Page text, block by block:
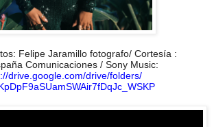
Felipe Jaramillo fotografo/ Cortesía :
Comunicaciones / Sony Music:
drive.google.com/drive/folders/
WSKP